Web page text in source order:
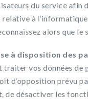
du service
à
alors que
à disposition des
vos données de
d’opposition prévu
de désactiver les